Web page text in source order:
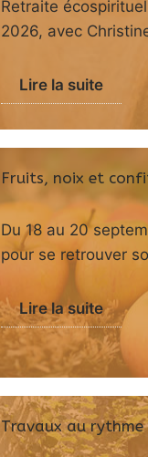
Retraite
2026, avec
Lire la suite
Fruits, noix et
Du 18 au 20
pour se retrouver
Lire la suite
Travaux au rythme